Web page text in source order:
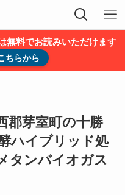
無料でお読みいただけます
ちらから
郡芽室町の十勝
ハイブリッド処
タンバイオガス